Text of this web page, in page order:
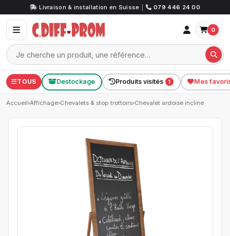
Livraison & installation en Suisse 079 446 24 00
0
TOUS Destockage Produits visités 1 Mes
Accueil›Affichage›Chevalets & stop trottoirs›Chevalet ardoise incline